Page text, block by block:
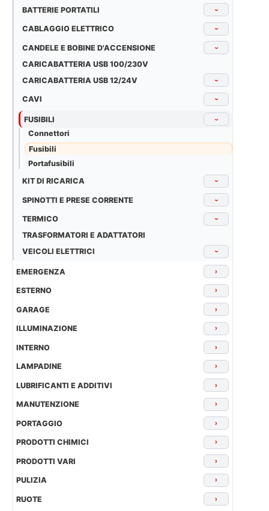
BATTERIE PORTATILI ›
CABLAGGIO ELETTRICO ›
CANDELE E BOBINE D'ACCENSIONE ›
CARICABATTERIA USB 100/230V
CARICABATTERIA USB 12/24V
›
CAVI ›
FUSIBILI ›
Connettori
Fusibili
Portafusibili
KIT DI RICARICA
›
SPINOTTI E PRESE CORRENTE ›
TERMICO ›
TRASFORMATORI E ADATTATORI
VEICOLI ELETTRICI
›
EMERGENZA ›
ESTERNO ›
GARAGE ›
ILLUMINAZIONE ›
INTERNO ›
LAMPADINE ›
LUBRIFICANTI E ADDITIVI ›
MANUTENZIONE ›
PORTAGGIO ›
PRODOTTI CHIMICI ›
PRODOTTI VARI ›
PULIZIA ›
RUOTE ›